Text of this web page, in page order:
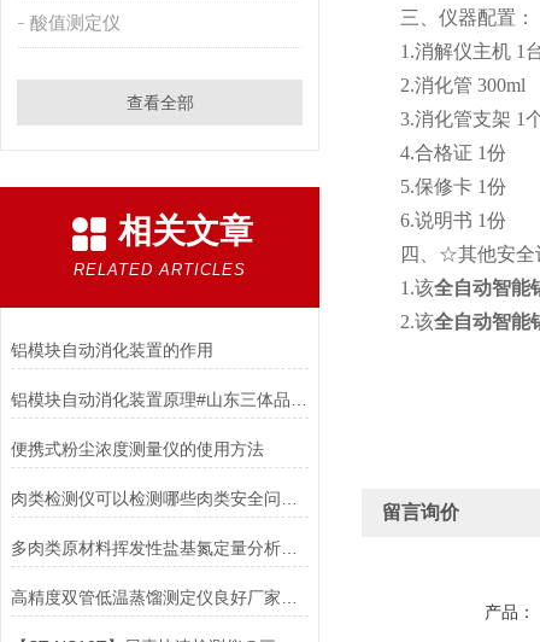
酸值测定仪
查看全部
相关文章
RELATED ARTICLES
铝模块自动消化装置的作用
便携式粉尘浓度测量仪的使用方法
多肉类原材料挥发性盐基氮定量分析检测设备：守护食品安全的“数字防线”
三、仪器配置：
1.消解仪主机 1
2.消化管 300ml
3.消化管支架 1
4.合格证 1份
5.保修卡 1份
6.说明书 1份
四、☆其他安全
1.该全自动智能
2.该全自动智能
留言询价
产品：